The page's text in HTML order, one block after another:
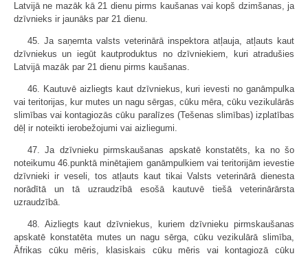
Latvijā ne mazāk kā 21 dienu pirms kaušanas vai kopš dzimšanas, ja
dzīvnieks ir jaunāks par 21 dienu.
45. Ja saņemta valsts veterinārā inspektora atļauja, atļauts kaut
dzīvniekus un iegūt kautproduktus no dzīvniekiem, kuri atradušies
Latvijā mazāk par 21 dienu pirms kaušanas.
46. Kautuvē aizliegts kaut dzīvniekus, kuri ievesti no ganāmpulka
vai teritorijas, kur mutes un nagu sērgas, cūku mēra, cūku vezikulārās
slimības vai kontagiozās cūku paralīzes (Tešenas slimības) izplatības
dēļ ir noteikti ierobežojumi vai aizliegumi.
47. Ja dzīvnieku pirmskaušanas apskatē konstatēts, ka no šo
noteikumu 46.punktā minētajiem ganāmpulkiem vai teritorijām ievestie
dzīvnieki ir veseli, tos atļauts kaut tikai Valsts veterinārā dienesta
norādītā un tā uzraudzībā esošā kautuvē tiešā veterinārārsta
uzraudzībā.
48. Aizliegts kaut dzīvniekus, kuriem dzīvnieku pirmskaušanas
apskatē konstatēta mutes un nagu sērga, cūku vezikulārā slimība,
Āfrikas cūku mēris, klasiskais cūku mēris vai kontagiozā cūku